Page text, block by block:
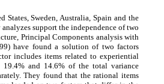
Sweden, Australia, Spain and the
support the independence of two
Principal Components analysis with
have found a solution of two factors
includes items related to experiential
19.4% and 14.6% of the total variance
They found that the rational items